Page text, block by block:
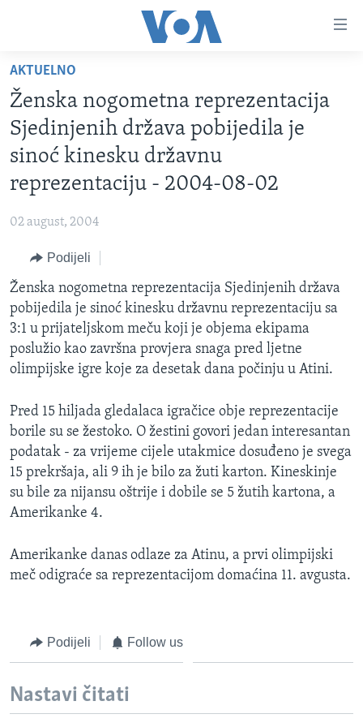
glavni
sadržaj
Pređi
na
glavnu
navigaciju
na
TV PROGRAM
VIDEO
FOTOGRAFIJE DANA
BOSNA I HERCEGOVINA
SVIJET
SPECIJALNI PROJEKTI
KORUPCIJA
SLOBODA MEDIJA
ŽENSKA STRANA
IZBJEGLIČKA STRANA
MAGAZIN
O GLASU AMERIKE
Learning English
PRATITE NAS
Jezici
AKTUELNO
Ženska nogometna reprezentacija
Sjedinjenih država pobijedila je
sinoć kinesku državnu
reprezentaciju - 2004-08-02
02 august, 2004
Podijeli
Ženska nogometna reprezentacija Sjedinjenih država
pobijedila je sinoć kinesku državnu reprezentaciju sa
3:1 u prijateljskom meču koji je objema ekipama
poslužio kao završna provjera snaga pred ljetne
olimpijske igre koje za desetak dana počinju u Atini.
Pred 15 hiljada gledalaca igračice obje reprezentacije
borile su se žestoko. O žestini govori jedan interesantan
podatak - za vrijeme cijele utakmice dosuđeno je svega
15 prekršaja, ali 9 ih je bilo za žuti karton. Kineskinje
su bile za nijansu oštrije i dobile se 5 žutih kartona, a
Amerikanke 4.
Amerikanke danas odlaze za Atinu, a prvi olimpijski
meč odigraće sa reprezentacijom domaćina 11. avgusta.
Podijeli Follow us
Nastavi čitati